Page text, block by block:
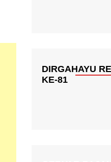
DIRGAHAYU
KE-81